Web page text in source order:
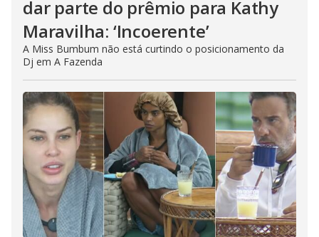
dar parte do prêmio para Kathy
Maravilha: ‘Incoerente’
A Miss Bumbum não está curtindo o posicionamento da
Dj em A Fazenda